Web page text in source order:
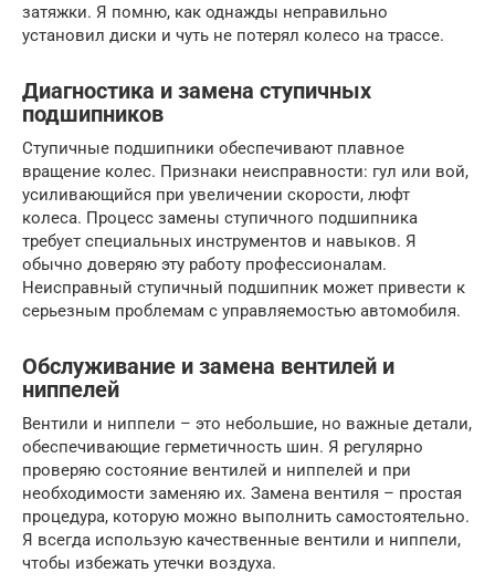
затяжки. Я помню, как однажды неправильно
установил диски и чуть не потерял колесо на трассе.
Диагностика и замена ступичных
подшипников
Ступичные подшипники обеспечивают плавное
вращение колес. Признаки неисправности: гул или вой,
усиливающийся при увеличении скорости, люфт
колеса. Процесс замены ступичного подшипника
требует специальных инструментов и навыков. Я
обычно доверяю эту работу профессионалам.
Неисправный ступичный подшипник может привести к
серьезным проблемам с управляемостью автомобиля.
Обслуживание и замена вентилей и
ниппелей
Вентили и ниппели – это небольшие, но важные детали,
обеспечивающие герметичность шин. Я регулярно
проверяю состояние вентилей и ниппелей и при
необходимости заменяю их. Замена вентиля – простая
процедура, которую можно выполнить самостоятельно.
Я всегда использую качественные вентили и ниппели,
чтобы избежать утечки воздуха.